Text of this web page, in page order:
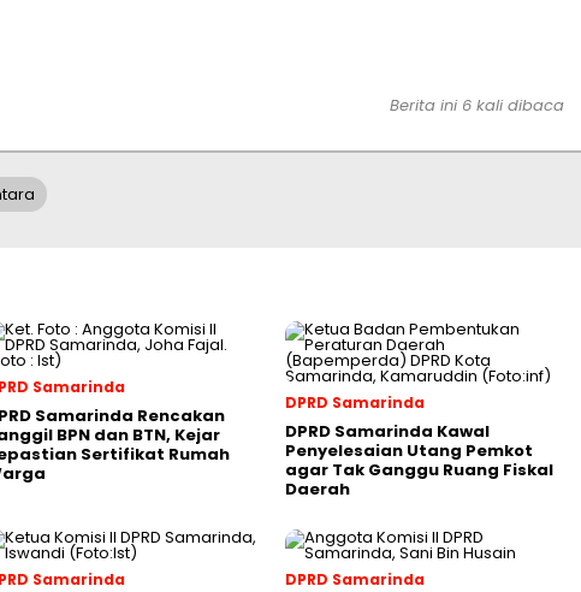
Berita ini 6 kali dibaca
Samarinda
Samarinda Rencakan
BPN dan BTN, Kejar
Sertifikat Rumah
DPRD Samarinda
DPRD Samarinda Kawal
Penyelesaian Utang Pemkot
agar Tak Ganggu Ruang Fiskal
Daerah
Samarinda DPRD Samarinda